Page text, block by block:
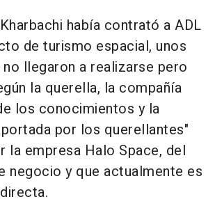
había contrató a ADL
de turismo espacial, unos
llegaron a realizarse pero
la querella, la compañía
los conocimientos y la
por los querellantes"
la empresa Halo Space, del
negocio y que actualmente es